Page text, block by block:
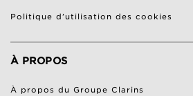
Politique d’utilisation des cookies
À PROPOS
À propos du Groupe Clarins